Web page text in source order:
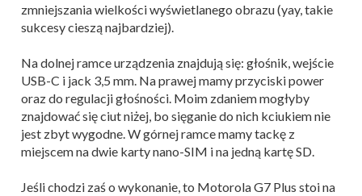
zmniejszania wielkości wyświetlanego obrazu (yay, takie
sukcesy cieszą najbardziej).
Na dolnej ramce urządzenia znajdują się: głośnik, wejście
USB-C i jack 3,5 mm. Na prawej mamy przyciski power
oraz do regulacji głośności. Moim zdaniem mogłyby
znajdować się ciut niżej, bo sięganie do nich kciukiem nie
jest zbyt wygodne. W górnej ramce mamy tackę z
miejscem na dwie karty nano-SIM i na jedną kartę SD.
Jeśli chodzi zaś o wykonanie, to Motorola G7 Plus stoi na